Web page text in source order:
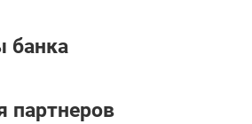
банка
партнеров